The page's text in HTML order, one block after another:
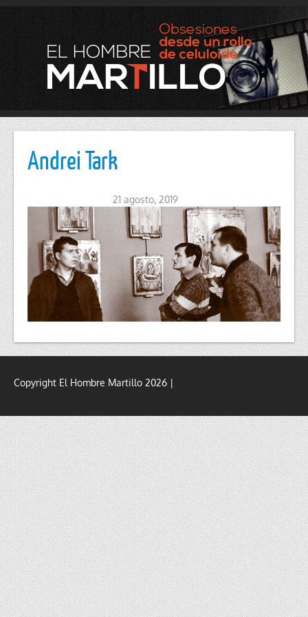
Andrei Tark
21 agosto, 2019
Copyright El Hombre Martillo 2026 |